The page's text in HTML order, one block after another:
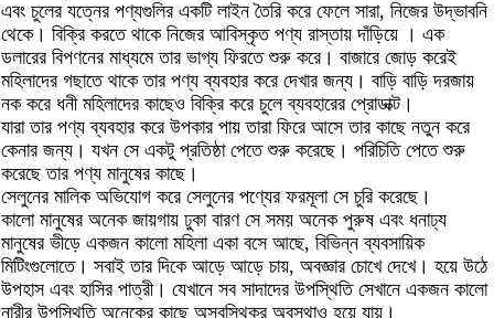
এবং চুলের যত্নের পণ্যগুলির একটি লাইন তৈরি করে ফেলে সারা, নিজের উদ্ভাবনি
থেকে। বিক্রি করতে থাকে নিজের আবিস্কৃত পণ্য রাস্তায় দাঁড়িয়ে । এক
ডলারের বিপণনের মাধ্যমে তার ভাগ্য ফিরতে শুরু করে। বাজারে জোড় করেই
মহিলাদের গছাতে থাকে তার পণ্য ব্যবহার করে দেখার জন্য। বাড়ি বাড়ি দরজায়
নক করে ধনী মহিলাদের কাছেও বিক্রি করে চুলে ব্যবহারের প্রোডাক্ট।
যারা তার পণ্য ব্যবহার করে উপকার পায় তারা ফিরে আসে তার কাছে নতুন করে
কেনার জন্য। যখন সে একটু প্রতিষ্ঠা পেতে শুরু করেছে। পরিচিতি পেতে শুরু
করেছে তার পণ্য মানুষের কাছে।
সেলুনের মালিক অভিযোগ করে সেলুনের পণ্যের ফরমূলা সে চুরি করেছে।
কালো মানুষের অনেক জায়গায় ঢুকা বারণ সে সময় অনেক পুরুষ এবং ধনাঢ্য
মানুষের ভীড়ে একজন কালো মহিলা একা বসে আছে, বিভিন্ন ব্যবসায়িক
মিটিংগুলোতে। সবাই তার দিকে আড়ে আড়ে চায়, অবজ্ঞার চোখে দেখে। হয়ে উঠে
উপহাস এবং হাসির পাত্রী। যেখানে সব সাদাদের উপস্থিতি সেখানে একজন কালো
নারীর উপস্থিতি অনেকের কাছে অস্বস্থিকর অবস্থাও হয়ে যায়।